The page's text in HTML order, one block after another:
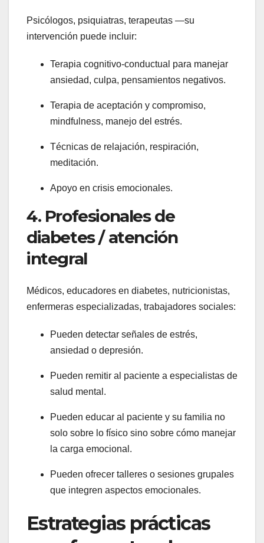
Psicólogos, psiquiatras, terapeutas —su
intervención puede incluir:
Terapia cognitivo-conductual para manejar
ansiedad, culpa, pensamientos negativos.
Terapia de aceptación y compromiso,
mindfulness, manejo del estrés.
Técnicas de relajación, respiración,
meditación.
Apoyo en crisis emocionales.
4. Profesionales de
diabetes / atención
integral
Médicos, educadores en diabetes, nutricionistas,
enfermeras especializadas, trabajadores sociales:
Pueden detectar señales de estrés,
ansiedad o depresión.
Pueden remitir al paciente a especialistas de
salud mental.
Pueden educar al paciente y su familia no
solo sobre lo físico sino sobre cómo manejar
la carga emocional.
Pueden ofrecer talleres o sesiones grupales
que integren aspectos emocionales.
Estrategias prácticas